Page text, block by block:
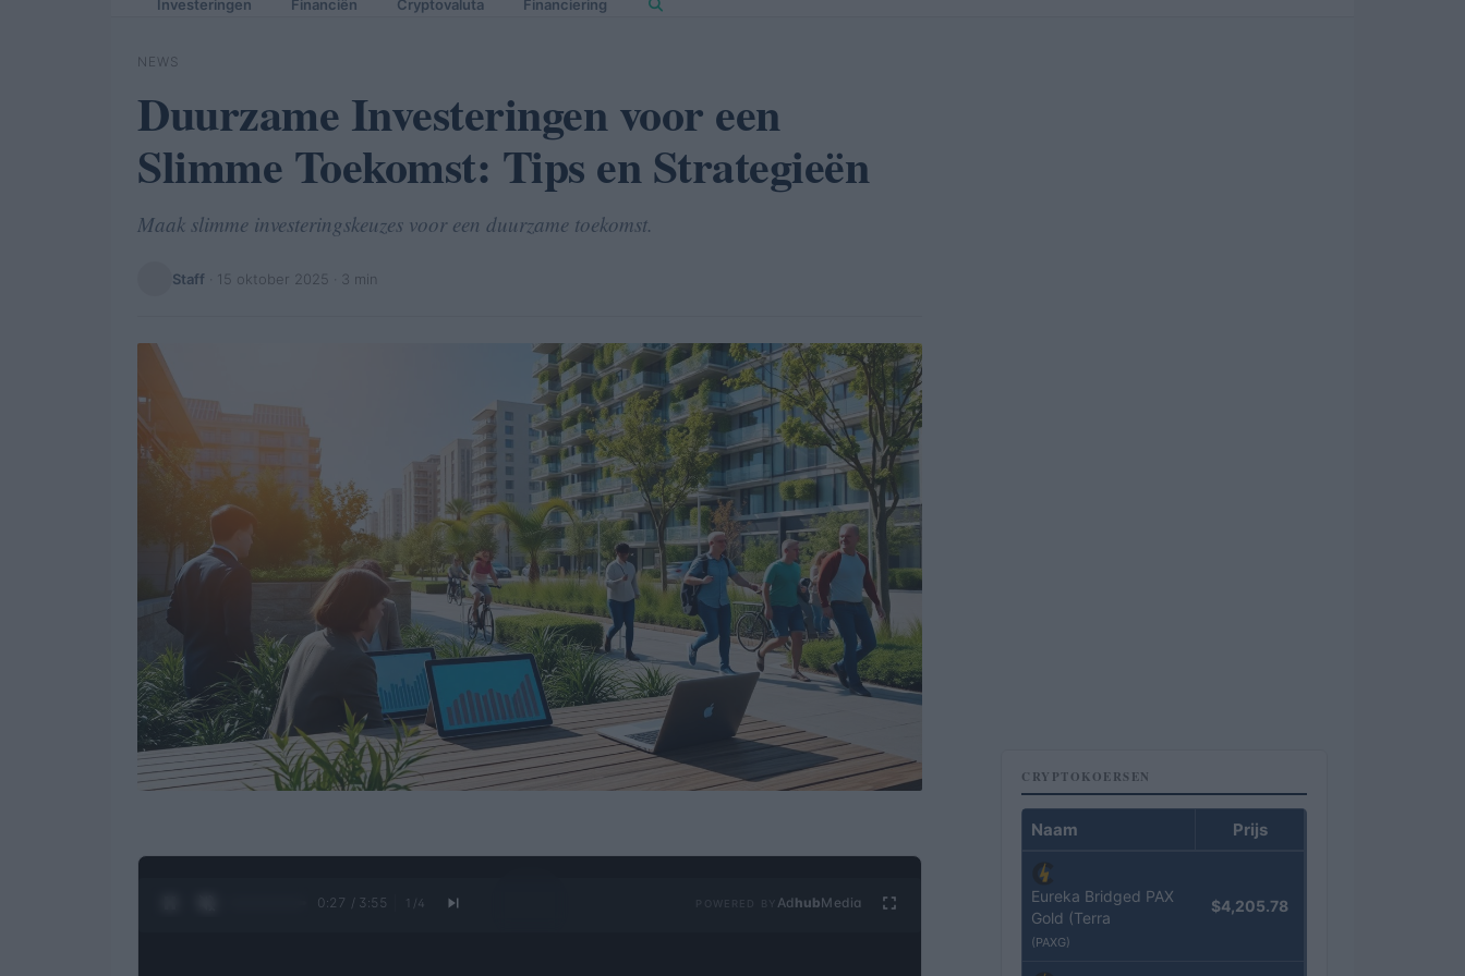
Investeringen Financiën Cryptovaluta Financiering
NEWS
Duurzame Investeringen voor een
Slimme Toekomst: Tips en Strategieën
Maak slimme investeringskeuzes voor een duurzame toekomst.
Staff 15 oktober 2025 · 3 min
0:28 / 3:55 1 /4 Ad hubMedia
CRYPTOKOERSEN
Naam Prijs
Eureka Bridged PAX
Gold (Terra
(PAXG)
$4,205.78